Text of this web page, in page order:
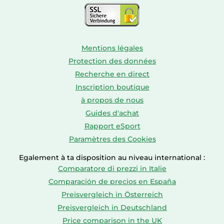
Mentions légales
Protection des données
Recherche en direct
Inscription boutique
à propos de nous
Guides d'achat
Rapport eSport
Paramètres des Cookies
Egalement à ta disposition au niveau international :
Comparatore di prezzi in Italie
Comparación de precios en España
Preisvergleich in Österreich
Preisvergleich in Deutschland
Price comparison in the UK